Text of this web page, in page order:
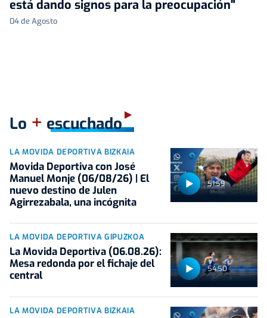
está dando signos para la preocupación"
04 de Agosto
Lo + escuchado
51:59
LA MOVIDA DEPORTIVA BIZKAIA
Movida Deportiva con José
Manuel Monje (06/08/26) | El
nuevo destino de Julen
Agirrezabala, una incógnita
54:50
LA MOVIDA DEPORTIVA GIPUZKOA
La Movida Deportiva (06.08.26):
Mesa redonda por el fichaje del
central
LA MOVIDA DEPORTIVA BIZKAIA